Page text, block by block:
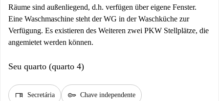
Räume sind außenliegend, d.h. verfügen über eigene Fenster.
Eine Waschmaschine steht der WG in der Waschküche zur
Verfügung. Es existieren des Weiteren zwei PKW Stellplätze, die
angemietet werden können.
Seu quarto (quarto 4)
desk Secretária key Chave independente